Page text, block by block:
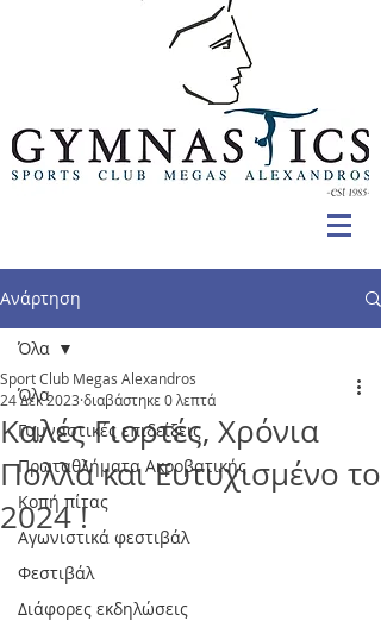
Ανάρτηση
Όλα
Γυμναστικές επιδείξεις
Πρωταθλήματα Ακροβατικής
Κοπή πίτας
Αγωνιστικά φεστιβάλ
Φεστιβάλ
Διάφορες εκδηλώσεις
Όλα
Καλές Γιορτές, Χρόνια
Πολλά και Ευτυχισμένο το
2024 !
Sport Club Megas Alexandros
24 Δεκ 2023 διαβάστηκε 0 λεπτά